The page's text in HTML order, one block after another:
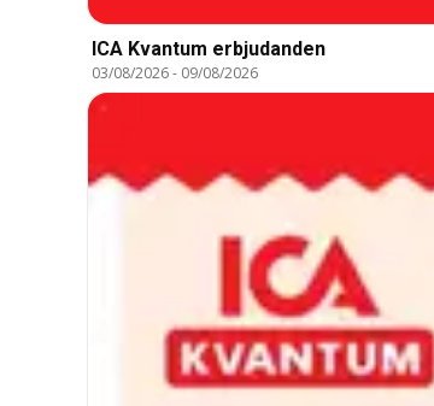
ICA Kvantum erbjudanden
03/08/2026- 09/08/2026